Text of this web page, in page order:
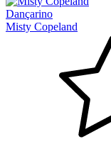
Dançarino
Misty Copeland